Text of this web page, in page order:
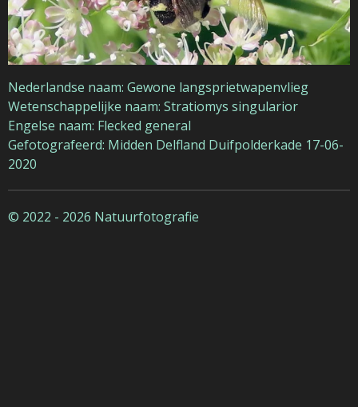
Nederlandse naam: Gewone langsprietwapenvlieg
Wetenschappelijke naam: Stratiomys singularior
Engelse naam: Flecked general
Gefotografeerd: Midden Delfland Duifpolderkade 17-06-
2020
© 2022 - 2026 Natuurfotografie